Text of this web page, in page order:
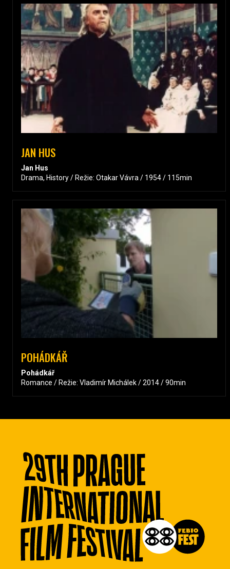
JAN HUS
Jan Hus
Drama, History / Režie: Otakar Vávra / 1954 / 115min
POHÁDKÁŘ
Pohádkář
Romance / Režie: Vladimír Michálek / 2014 / 90min